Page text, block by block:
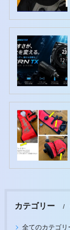
カテゴリー
全てのカテゴリ